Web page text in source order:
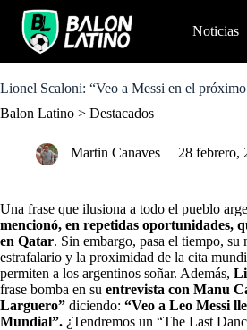
o
o
Noticias
Lionel Scaloni: “Veo a Messi en el
Balon Latino > Destacados
Martin Canaves 28 febrero,
Una frase que ilusiona a todo el pueblo
mencionó, en repetidas oportunidades,
en Qatar. Sin embargo, pasa el tiempo, su
estrafalario y la proximidad de la cita
permiten a los argentinos soñar. Además,
frase bomba en su entrevista con Manu
Larguero” diciendo: “Veo a Leo Messi
Mundial”. ¿Tendremos un “The Last